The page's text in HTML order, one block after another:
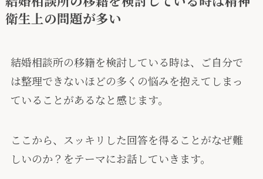
衛生上の問題が多い
結婚相談所の移籍を検討している時は、ご自分で
は整理できないほどの多くの悩みを抱えてしまっ
ていることがあるなと感じます。
ここから、スッキリした回答を得ることがなぜ難
しいのか？をテーマにお話していきます。